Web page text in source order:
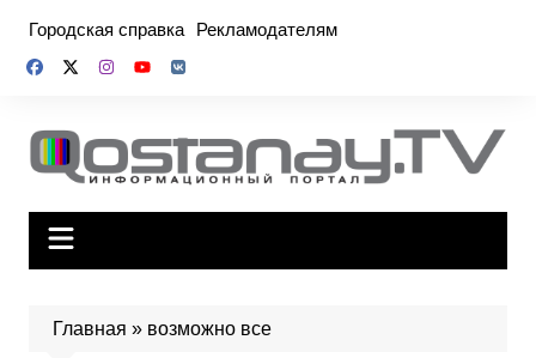
содержимому
Городская справка Рекламодателям
Главная » возможно все